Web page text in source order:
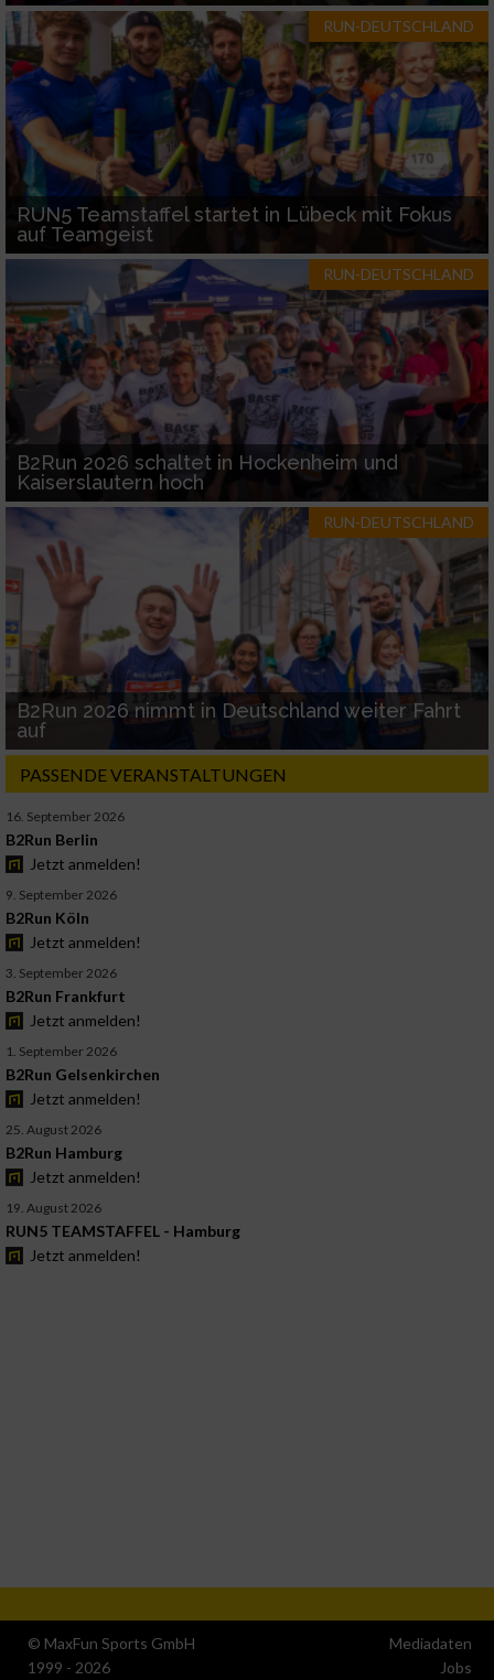
RUN-DEUTSCHLAND
RUN5 Teamstaffel startet in Lübeck mit Fokus
auf Teamgeist
RUN-DEUTSCHLAND
B2Run 2026 schaltet in Hockenheim und
Kaiserslautern hoch
RUN-DEUTSCHLAND
B2Run 2026 nimmt in Deutschland weiter Fahrt
auf
PASSENDE VERANSTALTUNGEN
16. September 2026
B2Run Berlin
Jetzt anmelden!
9. September 2026
B2Run Köln
Jetzt anmelden!
3. September 2026
B2Run Frankfurt
Jetzt anmelden!
1. September 2026
B2Run Gelsenkirchen
Jetzt anmelden!
25. August 2026
B2Run Hamburg
Jetzt anmelden!
19. August 2026
RUN5 TEAMSTAFFEL - Hamburg
Jetzt anmelden!
© MaxFun Sports GmbH
1999 - 2026
Mediadaten
Jobs